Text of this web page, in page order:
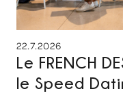
22.7.2026
Le FRENCH
le Speed